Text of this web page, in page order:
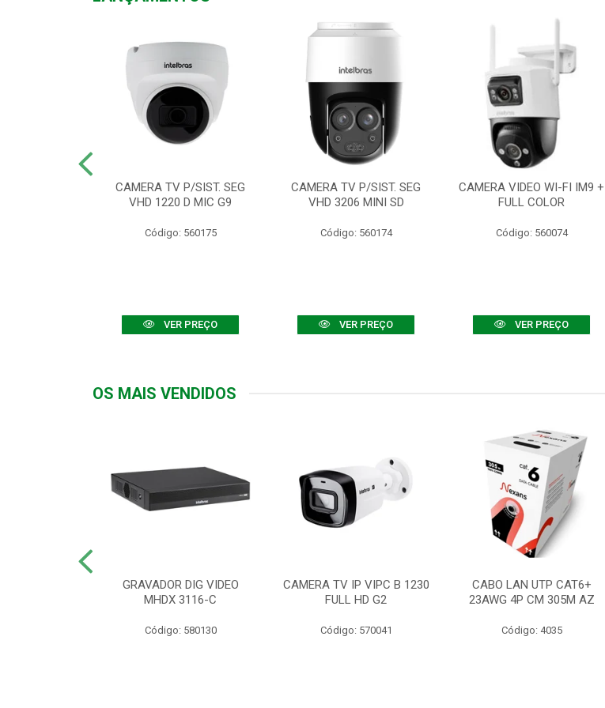
CAMERA TV P/SIST. SEG
VHD 1220 D MIC G9
Código: 560175
VER PREÇO
CAMERA TV P/SIST. SEG
VHD 3206 MINI SD
Código: 560174
VER PREÇO
CAMERA VIDEO WI-FI IM9 +
FULL COLOR
Código: 560074
VER PREÇO
OS MAIS VENDIDOS
GRAVADOR DIG VIDEO
MHDX 3116-C
Código: 580130
CAMERA TV IP VIPC B 1230
FULL HD G2
Código: 570041
CABO LAN UTP CAT6+
23AWG 4P CM 305M AZ
Código: 4035